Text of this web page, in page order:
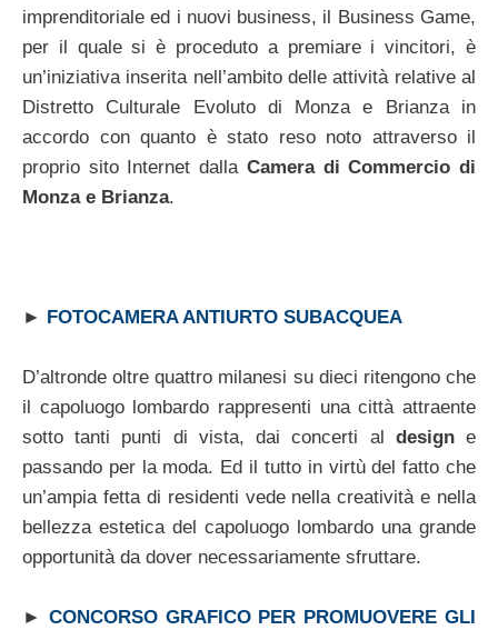
imprenditoriale ed i nuovi business, il Business Game,
per il quale si è proceduto a premiare i vincitori, è
un’iniziativa inserita nell’ambito delle attività relative al
Distretto Culturale Evoluto di Monza e Brianza in
accordo con quanto è stato reso noto attraverso il
proprio sito Internet dalla Camera di Commercio di
Monza e Brianza.
► FOTOCAMERA ANTIURTO SUBACQUEA
D’altronde oltre quattro milanesi su dieci ritengono che
il capoluogo lombardo rappresenti una città attraente
sotto tanti punti di vista, dai concerti al designe
passando per la moda. Ed il tutto in virtù del fatto che
un’ampia fetta di residenti vede nella creatività e nella
bellezza estetica del capoluogo lombardo una grande
opportunità da dover necessariamente sfruttare.
► CONCORSO GRAFICO PER PROMUOVERE GLI